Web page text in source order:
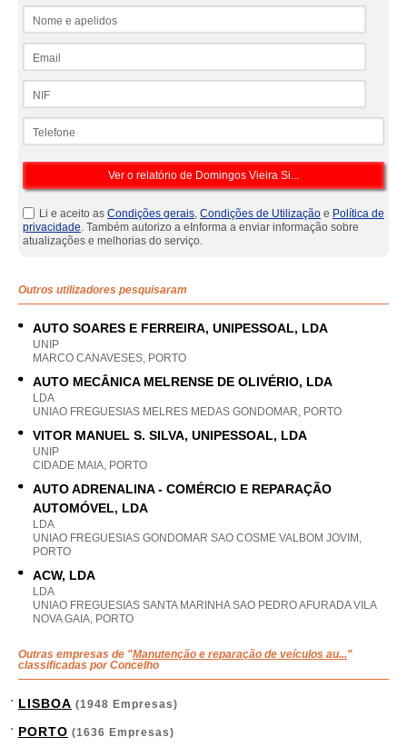
Li e aceito as Condições gerais, Condições de Utilização e Política de
privacidade. Também autorizo a eInforma a enviar informação sobre
atualizações e melhorias do serviço.
Outros utilizadores pesquisaram
AUTO SOARES E FERREIRA, UNIPESSOAL, LDA
UNIP
MARCO CANAVESES, PORTO
AUTO MECÂNICA MELRENSE DE OLIVÉRIO, LDA
LDA
UNIAO FREGUESIAS MELRES MEDAS GONDOMAR, PORTO
VITOR MANUEL S. SILVA, UNIPESSOAL, LDA
UNIP
CIDADE MAIA, PORTO
AUTO ADRENALINA - COMÉRCIO E REPARAÇÃO
AUTOMÓVEL, LDA
LDA
UNIAO FREGUESIAS GONDOMAR SAO COSME VALBOM JOVIM,
PORTO
ACW, LDA
LDA
UNIAO FREGUESIAS SANTA MARINHA SAO PEDRO AFURADA VILA
NOVA GAIA, PORTO
Outras empresas de "Manutenção e reparação de veículos au..."
classificadas por Concelho
LISBOA (1948 Empresas)
PORTO (1636 Empresas)